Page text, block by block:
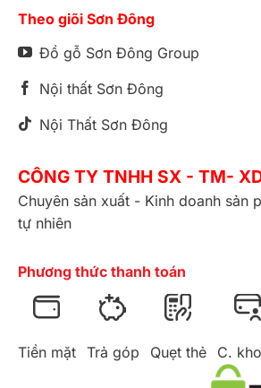
Theo giõi Sơn Đông
Đồ gỗ Sơn Đông Group
Nội thất Sơn Đông
Nội Thất Sơn Đông
CÔNG TY TNHH SX - TM-
Chuyên sản xuất - Kinh doanh sản
tự nhiên
Phương thức thanh toán
Tiền mặt Trả góp Quẹt thẻ C.